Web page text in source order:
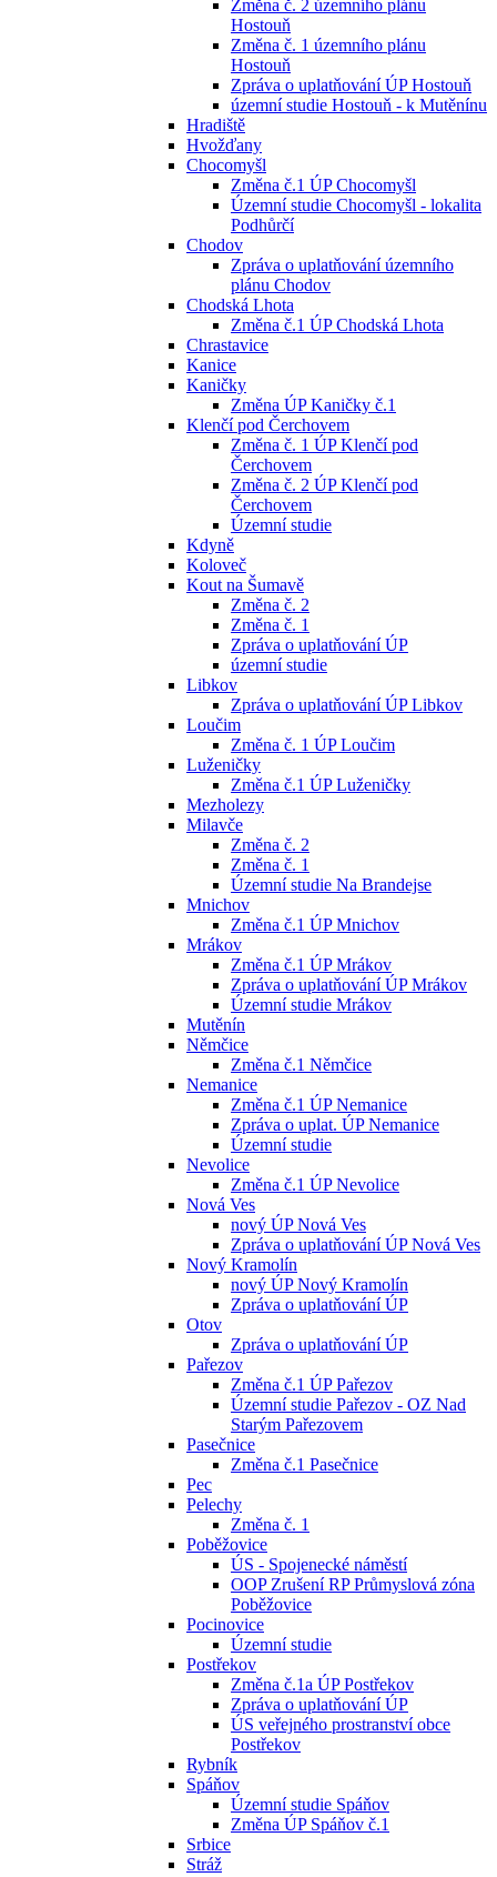
Změna č. 2 územního plánu
Hostouň
Změna č. 1 územního plánu
Hostouň
Zpráva o uplatňování ÚP Hostouň
územní studie Hostouň - k Mutěnínu
Hradiště
Hvožďany
Chocomyšl
Změna č.1 ÚP Chocomyšl
Územní studie Chocomyšl - lokalita
Podhůrčí
Chodov
Zpráva o uplatňování územního
plánu Chodov
Chodská Lhota
Změna č.1 ÚP Chodská Lhota
Chrastavice
Kanice
Kaničky
Změna ÚP Kaničky č.1
Klenčí pod Čerchovem
Změna č. 1 ÚP Klenčí pod
Čerchovem
Změna č. 2 ÚP Klenčí pod
Čerchovem
Územní studie
Kdyně
Koloveč
Kout na Šumavě
Změna č. 2
Změna č. 1
Zpráva o uplatňování ÚP
územní studie
Libkov
Zpráva o uplatňování ÚP Libkov
Loučim
Změna č. 1 ÚP Loučim
Luženičky
Změna č.1 ÚP Luženičky
Mezholezy
Milavče
Změna č. 2
Změna č. 1
Územní studie Na Brandejse
Mnichov
Změna č.1 ÚP Mnichov
Mrákov
Změna č.1 ÚP Mrákov
Zpráva o uplatňování ÚP Mrákov
Územní studie Mrákov
Mutěnín
Němčice
Změna č.1 Němčice
Nemanice
Změna č.1 ÚP Nemanice
Zpráva o uplat. ÚP Nemanice
Územní studie
Nevolice
Změna č.1 ÚP Nevolice
Nová Ves
nový ÚP Nová Ves
Zpráva o uplatňování ÚP Nová Ves
Nový Kramolín
nový ÚP Nový Kramolín
Zpráva o uplatňování ÚP
Otov
Zpráva o uplatňování ÚP
Pařezov
Změna č.1 ÚP Pařezov
Územní studie Pařezov - OZ Nad
Starým Pařezovem
Pasečnice
Změna č.1 Pasečnice
Pec
Pelechy
Změna č. 1
Poběžovice
ÚS - Spojenecké náměstí
OOP Zrušení RP Průmyslová zóna
Poběžovice
Pocinovice
Územní studie
Postřekov
Změna č.1a ÚP Postřekov
Zpráva o uplatňování ÚP
ÚS veřejného prostranství obce
Postřekov
Rybník
Spáňov
Územní studie Spáňov
Změna ÚP Spáňov č.1
Srbice
Stráž